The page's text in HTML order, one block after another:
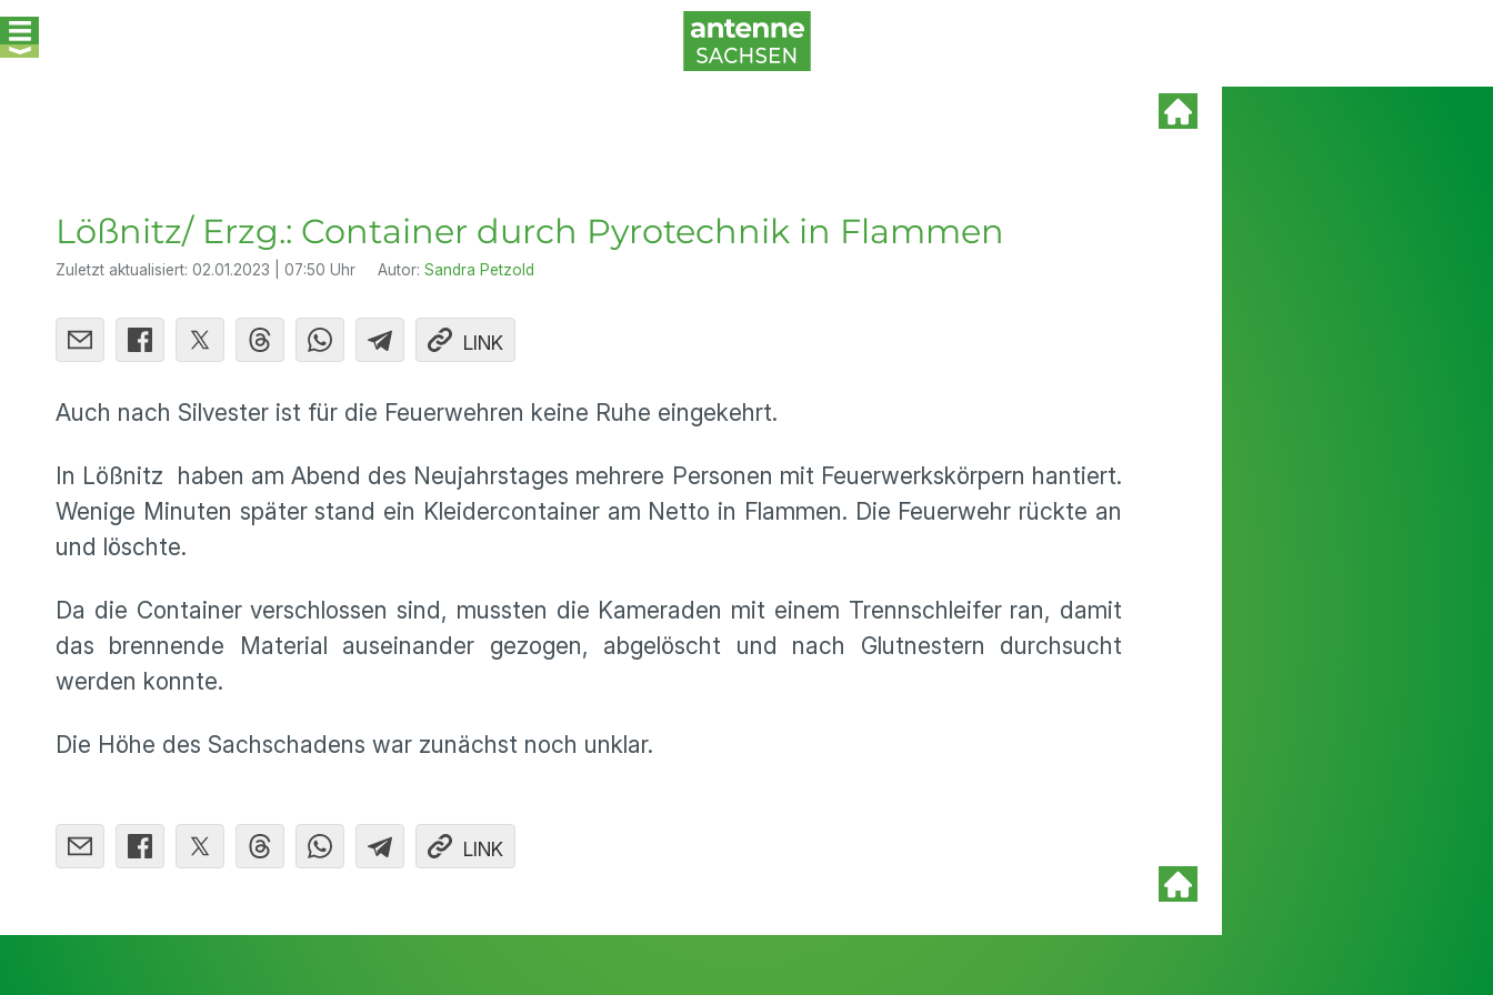
Lößnitz/ Erzg.: Container durch Pyrotechnik in Flammen
Zuletzt aktualisiert: 02.01.2023 | 07:50 Uhr Autor: Sandra Petzold
LINK
Auch nach Silvester ist für die Feuerwehren keine Ruhe eingekehrt.
In Lößnitz haben am Abend des Neujahrstages mehrere Personen mit Feuerwerkskörpern hantiert.
Wenige Minuten später stand ein Kleidercontainer am Netto in Flammen. Die Feuerwehr rückte an
und löschte.
Da die Container verschlossen sind, mussten die Kameraden mit einem Trennschleifer ran, damit
das brennende Material auseinander gezogen, abgelöscht und nach Glutnestern durchsucht
werden konnte.
Die Höhe des Sachschadens war zunächst noch unklar.
LINK